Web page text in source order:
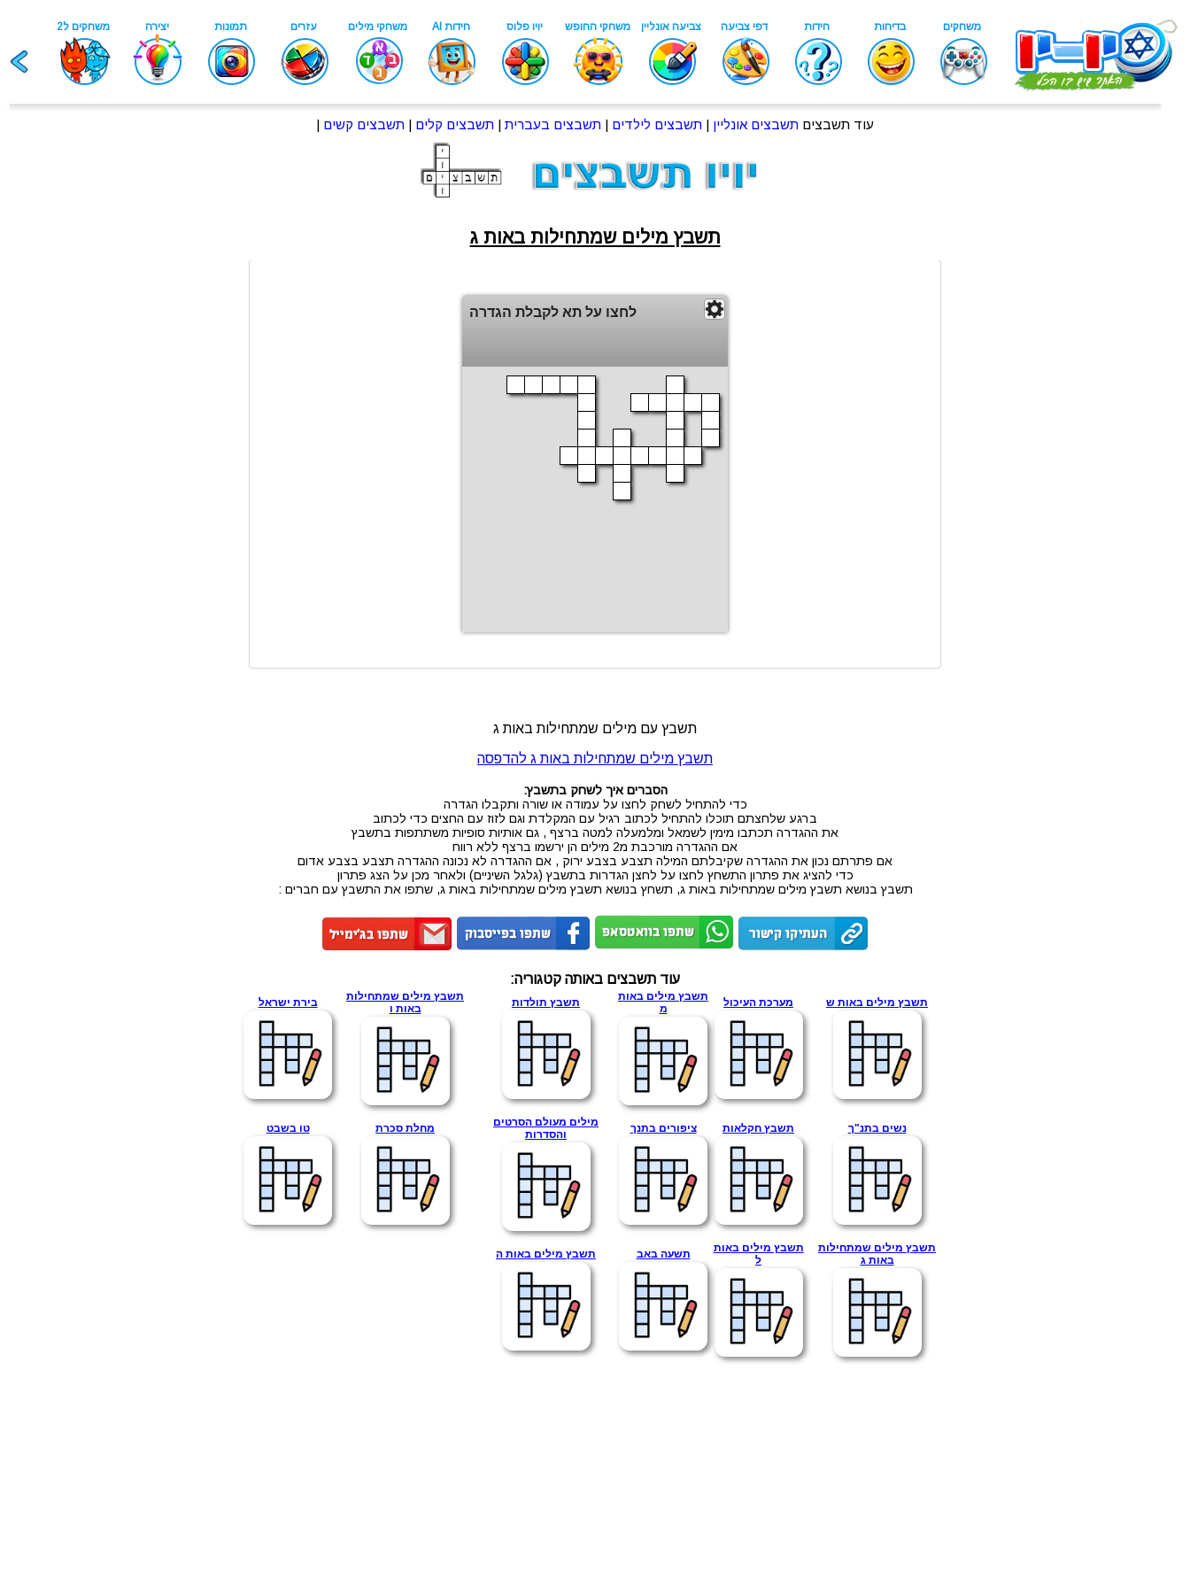
עוד תשבצים תשבצים אונליין | תשבצים לילדים | תשבצים בעברית | תשבצים קלים | תשבצים קשים |
תשבץ מילים שמתחילות באות ג
תשבץ עם מילים שמתחילות באות ג
תשבץ מילים שמתחילות באות ג להדפסה
הסברים איך לשחק בתשבץ:
כדי להתחיל לשחק לחצו על עמודה או שורה ותקבלו הגדרה
ברגע שלחצתם תוכלו להתחיל לכתוב רגיל עם המקלדת וגם לזוז עם החצים כדי לכתוב
את ההגדרה תכתבו מימין לשמאל ומלמעלה למטה ברצף , גם אותיות סופיות משתתפות בתשבץ
אם ההגדרה מורכבת מ2 מילים הן ירשמו ברצף ללא רווח
אם פתרתם נכון את ההגדרה שקיבלתם המילה תצבע בצבע ירוק , אם ההגדרה לא נכונה ההגדרה תצבע בצבע אדום
כדי להציג את פתרון התשחץ לחצו על לחצן הגדרות בתשבץ (גלגל השיניים) ולאחר מכן על הצג פתרון
תשבץ בנושא תשבץ מילים שמתחילות באות ג, תשחץ בנושא תשבץ מילים שמתחילות באות ג, שתפו את התשבץ עם חברים :
עוד תשבצים באותה קטגוריה:
תשבץ מילים באות ש מערכת העיכול
תשבץ מילים באות
מ
תשבץ תולדות
תשבץ מילים שמתחילות
באות ו
בירת ישראל
נשים בתנ"ך תשבץ חקלאות ציפורים בתנך
מילים מעולם הסרטים
והסדרות
מחלת סכרת טו בשבט
תשבץ מילים שמתחילות
באות ג
תשבץ מילים באות
ל
תשעה באב תשבץ מילים באות ה